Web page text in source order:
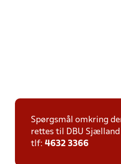
Spørgsmål omkring
rettes til DBU Sjælland
tlf: 4632 3366